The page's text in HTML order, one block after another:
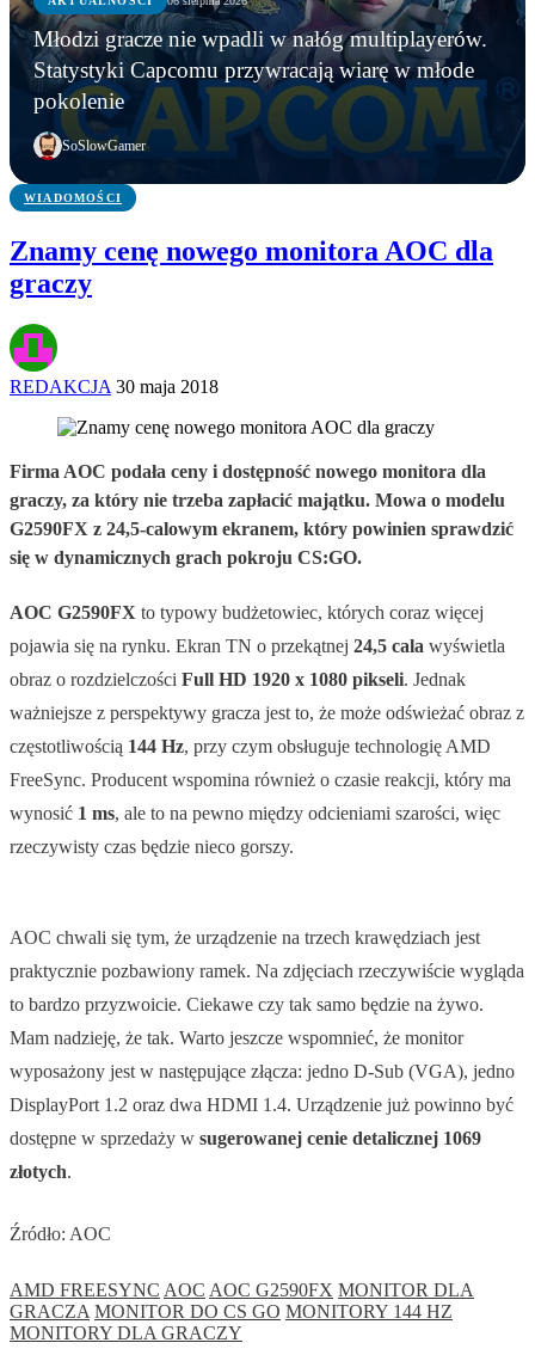
Młodzi gracze nie wpadli w nałóg multiplayerów.
Statystyki Capcomu przywracają wiarę w młode
pokolenie
SoSlowGamer
AKTUALNOŚCI
WWE chce zastrzec znak towarowy „Vice City”.
Przypadek?
AKTUALNOŚCI
Gameplay z GTA 6 niebawem. Rockstar oficjalnie
zapowiada
AKTUALNOŚCI
Młodzi gracze nie wpadli w nałóg multiplayerów.
Statystyki Capcomu przywracają wiarę w młode
pokolenie
WIADOMOŚCI
Znamy cenę nowego monitora AOC dla
graczy
REDAKCJA 30 maja 2018
Firma AOC podała ceny i dostępność nowego monitora dla
graczy, za który nie trzeba zapłacić majątku. Mowa o modelu
G2590FX z 24,5-calowym ekranem, który powinien sprawdzić
się w dynamicznych grach pokroju CS:GO.
AOC G2590FX to typowy budżetowiec, których coraz więcej
pojawia się na rynku. Ekran TN o przekątnej 24,5 cala wyświetla
obraz o rozdzielczości Full HD 1920 x 1080 pikseli. Jednak
ważniejsze z perspektywy gracza jest to, że może odświeżać obraz z
częstotliwością 144 Hz, przy czym obsługuje technologię AMD
FreeSync. Producent wspomina również o czasie reakcji, który ma
wynosić 1 ms, ale to na pewno między odcieniami szarości, więc
rzeczywisty czas będzie nieco gorszy.
AOC chwali się tym, że urządzenie na trzech krawędziach jest
praktycznie pozbawiony ramek. Na zdjęciach rzeczywiście wygląda
to bardzo przyzwoicie. Ciekawe czy tak samo będzie na żywo.
Mam nadzieję, że tak. Warto jeszcze wspomnieć, że monitor
wyposażony jest w następujące złącza: jedno D-Sub (VGA), jedno
DisplayPort 1.2 oraz dwa HDMI 1.4. Urządzenie już powinno być
dostępne w sprzedaży w sugerowanej cenie detalicznej 1069
złotych.
Źródło: AOC
AMD FREESYNC AOC AOC G2590FX MONITOR DLA
GRACZA MONITOR DO CS GO MONITORY 144 HZ
MONITORY DLA GRACZY